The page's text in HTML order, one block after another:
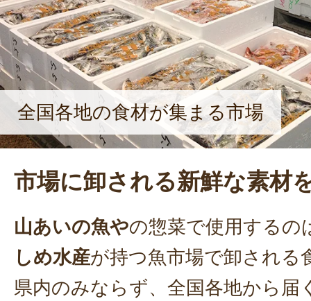
全国各地の食材が集まる市場
市場に卸される新鮮な素材
山あいの魚やの惣菜で使用するの
しめ水産が持つ魚市場で卸される
県内のみならず、全国各地から届